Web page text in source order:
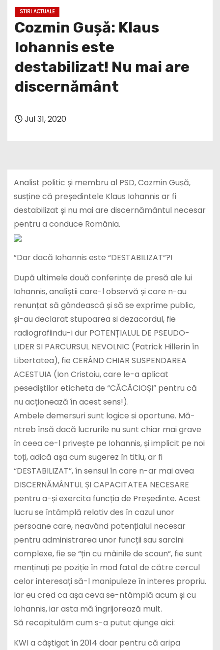
STIRI ACTUALE
Cozmin Gușă: Klaus
Iohannis este
destabilizat! Nu mai are
discernământ
Jul 31, 2020
Analist politic și membru al PSD, Cozmin Gușă,
susține că președintele Klaus Iohannis ar fi
destabilizat și nu mai are discernământul necesar
pentru a conduce România.
”Dar dacă Iohannis este “DESTABILIZAT”?!
După ultimele două conferințe de presă ale lui
Iohannis, analiștii care-l observă și care n-au
renunțat să gândească și să se exprime public,
și-au declarat stupoarea si dezacordul, fie
radiografiindu-i dur POTENȚIALUL DE PSEUDO-
LIDER SI PARCURSUL NEVOLNIC (Patrick Hillerin în
Libertatea), fie CERÂND CHIAR SUSPENDAREA
ACESTUIA (Ion Cristoiu, care le-a aplicat
pesediștilor eticheta de “CĂCĂCIOȘI” pentru că
nu acționează în acest sens!).
Ambele demersuri sunt logice si oportune. Mă-
ntreb însă dacă lucrurile nu sunt chiar mai grave
în ceea ce-l privește pe Iohannis, și implicit pe noi
toți, adică așa cum sugerez în titlu, ar fi
“DESTABILIZAT”, în sensul în care n-ar mai avea
DISCERNĂMÂNTUL ȘI CAPACITATEA NECESARE
pentru a-și exercita funcția de Președinte. Acest
lucru se întâmplă relativ des în cazul unor
persoane care, neavând potențialul necesar
pentru administrarea unor funcții sau sarcini
complexe, fie se “țin cu mâinile de scaun”, fie sunt
menținuți pe poziție în mod fatal de către cercul
celor interesați să-l manipuleze în interes propriu.
Iar eu cred ca așa ceva se-ntâmplă acum și cu
Iohannis, iar asta mă îngrijorează mult.
Să recapitulăm cum s-a putut ajunge aici:
KWI a câștigat în 2014 doar pentru că aripa